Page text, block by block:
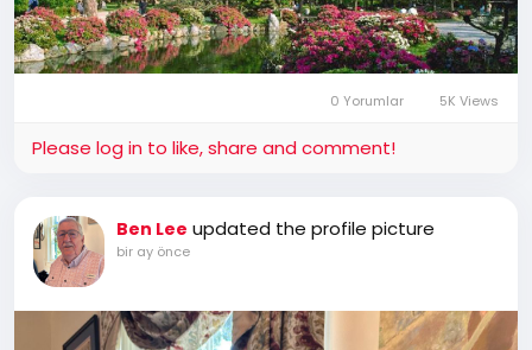
0 Yorumlar 5K Views
Please log in to like, share and comment!
Ben Lee updated the profile picture
bir ay önce